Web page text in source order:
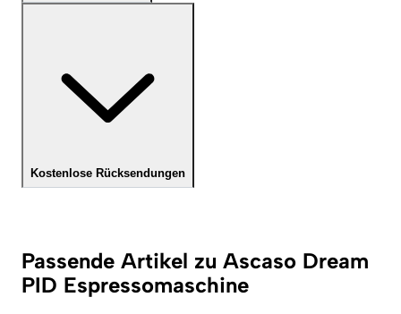
Kostenlose Rücksendungen
Passende Artikel zu Ascaso Dream
PID Espressomaschine